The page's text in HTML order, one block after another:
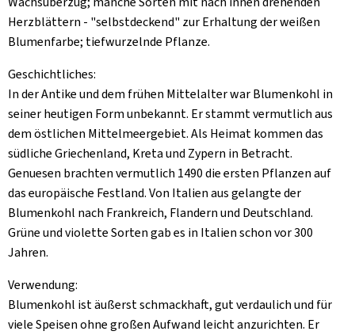
Herzblättern - "selbstdeckend" zur Erhaltung der weißen
Blumenfarbe; tiefwurzelnde Pflanze.
Geschichtliches:
In der Antike und dem frühen Mittelalter war Blumenkohl in
seiner heutigen Form unbekannt. Er stammt vermutlich aus
dem östlichen Mittelmeergebiet. Als Heimat kommen das
südliche Griechenland, Kreta und Zypern in Betracht.
Genuesen brachten vermutlich 1490 die ersten Pflanzen auf
das europäische Festland. Von Italien aus gelangte der
Blumenkohl nach Frankreich, Flandern und Deutschland.
Grüne und violette Sorten gab es in Italien schon vor 300
Jahren.
Verwendung:
Blumenkohl ist äußerst schmackhaft, gut verdaulich und für
viele Speisen ohne großen Aufwand leicht anzurichten. Er